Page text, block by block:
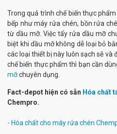
Trong quá trình chế biến thực
bếp như máy rửa chén, bồn rửa
từ dầu mỡ. Việc tẩy rửa dầu mỡ
biệt khi dầu mỡ không dễ loại bỏ
các loại thiết bị này luôn sạch sẽ và
chế biến thực phẩm thì bạn cần
mỡchuyên dụng.
Fact-depot hiện có sẵn Hóa chất
Chempro.
- Hóa chất cho máy rửa chén